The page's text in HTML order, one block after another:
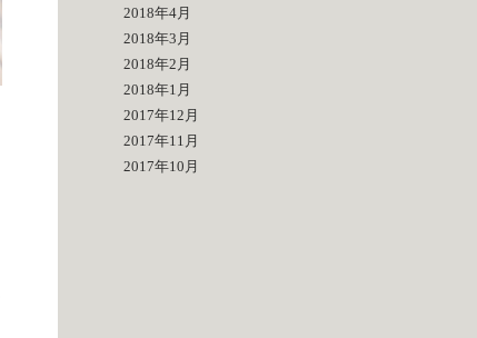
2018年4月
2018年3月
2018年2月
2018年1月
2017年12月
2017年11月
2017年10月